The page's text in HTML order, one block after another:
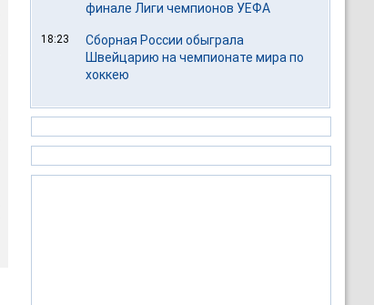
финале Лиги чемпионов УЕФА
18:23
Сборная России обыграла
Швейцарию на чемпионате мира по
хоккею